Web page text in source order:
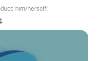
him/herself!